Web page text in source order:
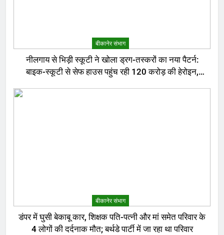
बीकानेर संभाग
नीलगाय से भिड़ी स्कूटी ने खोला ड्रग-तस्करों का नया पैटर्न:
बाइक-स्कूटी से सेफ हाउस पहुंच रही 120 करोड़ की हेरोइन,
बीकानेर संभाग
डंपर में घुसी बेकाबू कार, शिक्षक पति-पत्नी और मां समेत परिवार के
4 लोगों की दर्दनाक मौत; बर्थडे पार्टी में जा रहा था परिवार